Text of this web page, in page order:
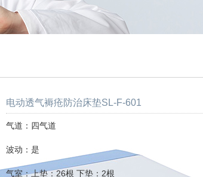
电动透气褥疮防治床垫SL-F-601
气道：四气道
波动：是
气室：上垫：26根 下垫：2根